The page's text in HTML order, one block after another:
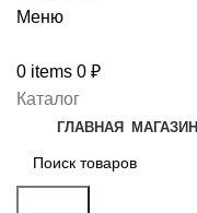
Меню
0 items 0 ₽
Каталог
ГЛАВНАЯ МАГАЗИН